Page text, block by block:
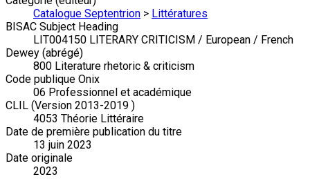
Catalogue Septentrion > Littératures
BISAC Subject Heading
LIT004150 LITERARY CRITICISM / European / French
Dewey (abrégé)
800 Literature rhetoric & criticism
Code publique Onix
06 Professionnel et académique
CLIL (Version 2013-2019 )
4053 Théorie Littéraire
Date de première publication du titre
13 juin 2023
Date originale
2023